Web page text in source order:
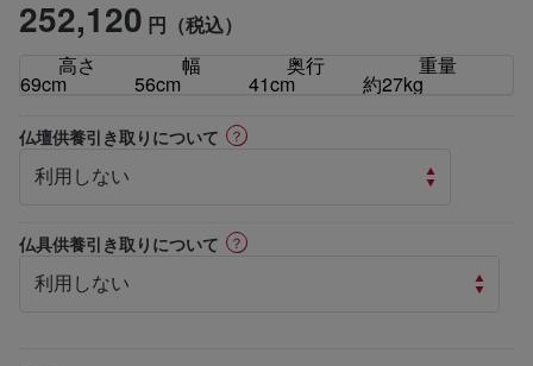
252,120 円（税込）
高さ
幅 奥行 重量
69cm 56cm 41cm 約27kg
仏壇供養引き取りについて ⓘ
仏具供養引き取りについて ⓘ